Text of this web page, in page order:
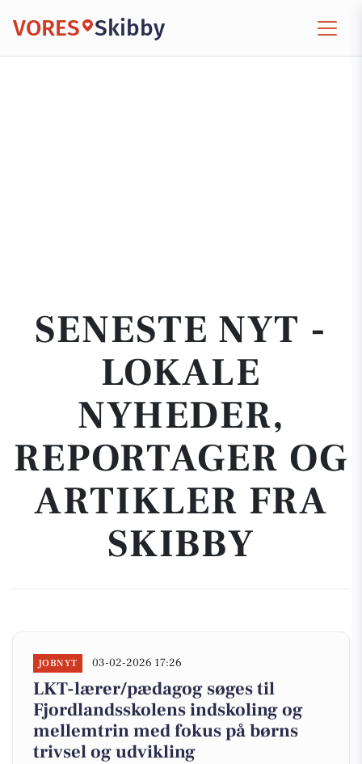
VORES Skibby
SENESTE NYT -
LOKALE
NYHEDER,
REPORTAGER OG
ARTIKLER FRA
SKIBBY
JOBNYT 03-02-2026 17:26
LKT-lærer/pædagog søges til
Fjordlandsskolens indskoling og
mellemtrin med fokus på børns
trivsel og udvikling